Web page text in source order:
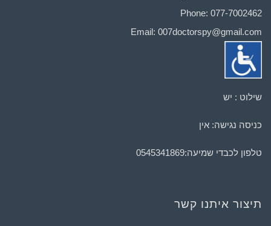
Phone: 077-7002462
Email: 007doctorspy@gmail.com
שילוט : יש
כניסה נגישה: אין
טלפון לכבדי שמיעה:0545341869
תיצור איתנו קשר